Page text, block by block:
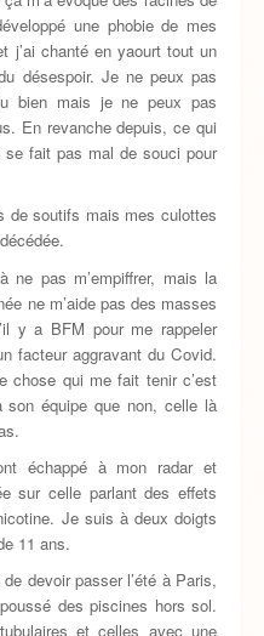
une phobie de mes
j’ai chanté en yaourt tout un
désespoir. Je ne peux pas
bien mais je ne peux pas
En revanche depuis, ce qui
fait pas mal de souci pour
de soutifs mais mes culottes
ne pas m’empiffrer, mais la
ne m’aide pas des masses
y a BFM pour me rappeler
facteur aggravant du Covid.
chose qui me fait tenir c’est
son équipe que non, celle là
échappé à mon radar et
sur celle parlant des effets
Je suis à deux doigts
11 ans.
devoir passer l’été à Paris,
des piscines hors sol.
et celles avec une